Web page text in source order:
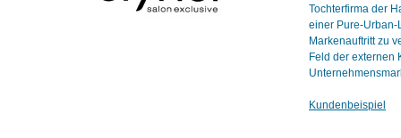
Tochterfirma der
einer Pure-Urban-
Markenauftritt zu
Feld der externen
Kundenbeispiel